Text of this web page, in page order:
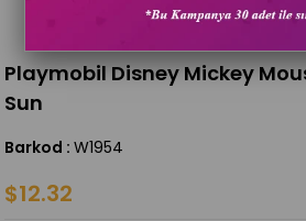
Playmobil Disney Mickey
Sun
Barkod : W1954
$12.32